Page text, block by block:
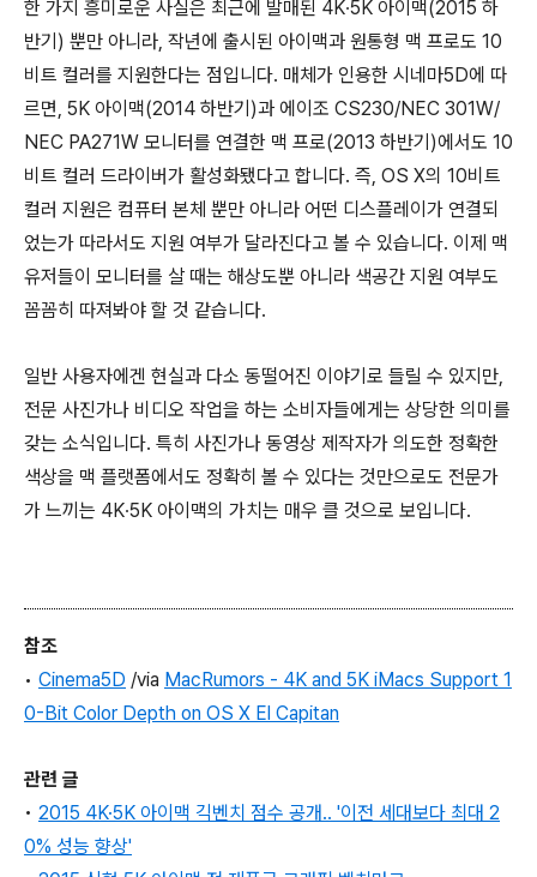
한 가지 흥미로운 사실은 최근에 발매된 4K∙5K 아이맥(2015 하
반기) 뿐만 아니라, 작년에 출시된 아이맥과 원통형 맥 프로도 10
비트 컬러를 지원한다는 점입니다. 매체가 인용한 시네마5D에 따
르면, 5K 아이맥(2014 하반기)과 에이조 CS230/NEC 301W/
NEC PA271W 모니터를 연결한 맥 프로(2013 하반기)에서도 10
비트 컬러 드라이버가 활성화됐다고 합니다. 즉, OS X의 10비트
컬러 지원은 컴퓨터 본체 뿐만 아니라 어떤 디스플레이가 연결되
었는가 따라서도 지원 여부가 달라진다고 볼 수 있습니다. 이제 맥
유저들이 모니터를 살 때는 해상도뿐 아니라 색공간 지원 여부도
꼼꼼히 따져봐야 할 것 같습니다.
일반 사용자에겐 현실과 다소 동떨어진 이야기로 들릴 수 있지만,
전문 사진가나 비디오 작업을 하는 소비자들에게는 상당한 의미를
갖는 소식입니다. 특히 사진가나 동영상 제작자가 의도한 정확한
색상을 맥 플랫폼에서도 정확히 볼 수 있다는 것만으로도 전문가
가 느끼는 4K∙5K 아이맥의 가치는 매우 클 것으로 보입니다.
참조
• Cinema5D /via MacRumors - 4K and 5K iMacs Support 1
0-Bit Color Depth on OS X El Capitan
관련 글
• 2015 4K·5K 아이맥 긱벤치 점수 공개.. '이전 세대보다 최대 2
0% 성능 향상'